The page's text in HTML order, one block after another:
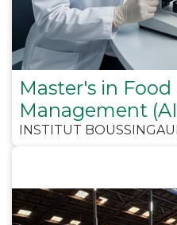
Master's in
Management
INSTITUT